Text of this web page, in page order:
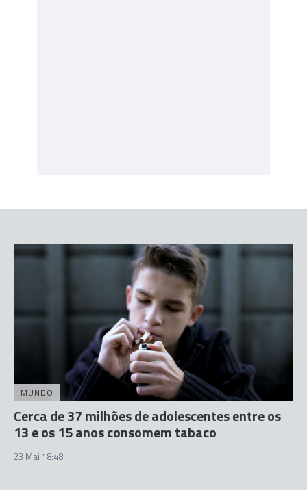
MUNDO
Cerca de 37 milhões de adolescentes entre os
13 e os 15 anos consomem tabaco
23 Mai 18:48